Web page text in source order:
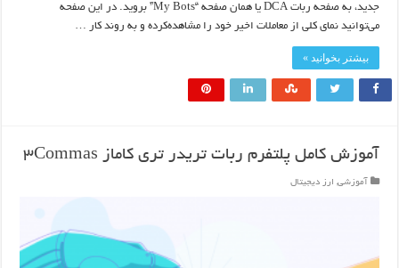
جدید، به صفحه ربات DCA یا همان صفحه “My Bots” بروید. در این صفحه
می‌توانید نمای کلی از معاملات اخیر خود را مشاهده‌کرده و به روند کار …
بیشتر بخوانید »
آموزش کامل پلتفرم ربات تریدر تری کاماز ۳Commas
آموزشی, ارز دیجیتال